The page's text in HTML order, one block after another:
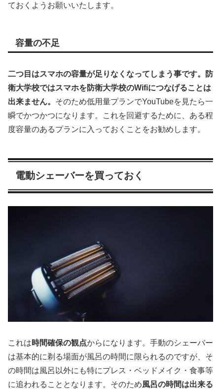
ておくようお願いいたします。
容量の不足
二つ目はスマホの容量が足りなくなってしまう事です。防
衛大学校ではスマホを防衛大学校のWifiにつなげることは
出来ません。 そのため低用量プランでYouTubeを見たら一
瞬でかつかつになります。これを回避するために、ある程
度容量のあるプランに入っておくことをお勧めします。
電動シェーバーを買っておく
これは時間確保の観点からになります。手動のシェーバー
は基本的に剃る場面が風呂の時間に限られるのですが、そ
の時間は風呂以外にも特にプレス・ベッドメイク・食事等
に追われることとなります。そのため風呂の時間は出来る